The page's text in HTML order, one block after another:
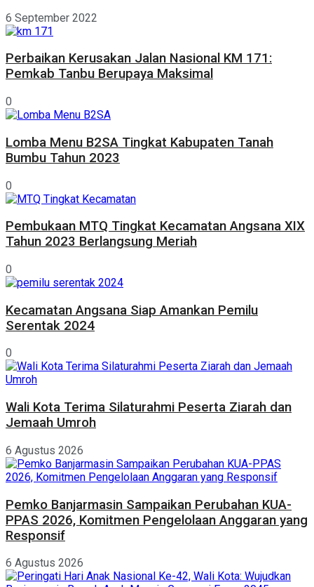
6 September 2022
Perbaikan Kerusakan Jalan Nasional KM 171:
Pemkab Tanbu Berupaya Maksimal
0
Lomba Menu B2SA Tingkat Kabupaten Tanah
Bumbu Tahun 2023
0
Pembukaan MTQ Tingkat Kecamatan Angsana XIX
Tahun 2023 Berlangsung Meriah
0
Kecamatan Angsana Siap Amankan Pemilu
Serentak 2024
0
Wali Kota Terima Silaturahmi Peserta Ziarah dan
Jemaah Umroh
6 Agustus 2026
Pemko Banjarmasin Sampaikan Perubahan KUA-
PPAS 2026, Komitmen Pengelolaan Anggaran yang
Responsif
6 Agustus 2026